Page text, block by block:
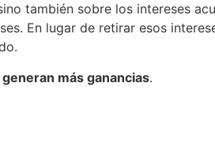
también sobre los intereses
En lugar de retirar esos
más ganancias.